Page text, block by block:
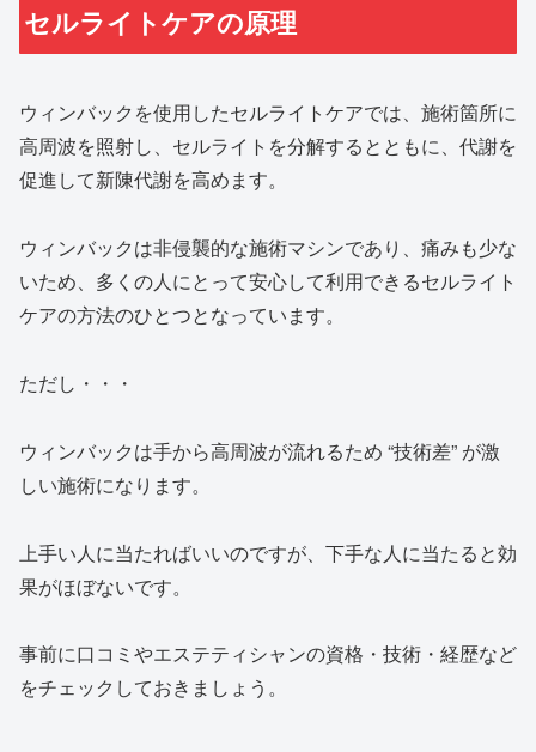
セルライトケアの原理
ウィンバックを使用したセルライトケアでは、施術箇所に
高周波を照射し、セルライトを分解するとともに、代謝を
促進して新陳代謝を高めます。
ウィンバックは非侵襲的な施術マシンであり、痛みも少な
いため、多くの人にとって安心して利用できるセルライト
ケアの方法のひとつとなっています。
ただし・・・
ウィンバックは手から高周波が流れるため “技術差” が激
しい施術になります。
上手い人に当たればいいのですが、下手な人に当たると効
果がほぼないです。
事前に口コミやエステティシャンの資格・技術・経歴など
をチェックしておきましょう。